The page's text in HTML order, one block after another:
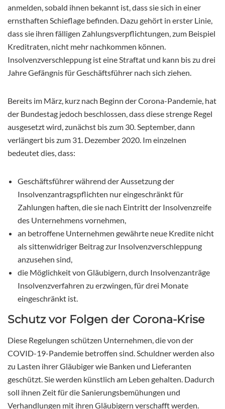
anmelden, sobald ihnen bekannt ist, dass sie sich in einer
ernsthaften Schieflage befinden. Dazu gehört in erster Linie,
dass sie ihren fälligen Zahlungsverpflichtungen, zum Beispiel
Kreditraten, nicht mehr nachkommen können.
Insolvenzverschleppung ist eine Straftat und kann bis zu drei
Jahre Gefängnis für Geschäftsführer nach sich ziehen.
Bereits im März, kurz nach Beginn der Corona-Pandemie, hat
der Bundestag jedoch beschlossen, dass diese strenge Regel
ausgesetzt wird, zunächst bis zum 30. September, dann
verlängert bis zum 31. Dezember 2020. Im einzelnen
bedeutet dies, dass:
Geschäftsführer während der Aussetzung der
Insolvenzantragspflichten nur eingeschränkt für
Zahlungen haften, die sie nach Eintritt der Insolvenzreife
des Unternehmens vornehmen,
an betroffene Unternehmen gewährte neue Kredite nicht
als sittenwidriger Beitrag zur Insolvenzverschleppung
anzusehen sind,
die Möglichkeit von Gläubigern, durch Insolvenzanträge
Insolvenzverfahren zu erzwingen, für drei Monate
eingeschränkt ist.
Schutz vor Folgen der Corona-Krise
Diese Regelungen schützen Unternehmen, die von der
COVID-19-Pandemie betroffen sind. Schuldner werden also
zu Lasten ihrer Gläubiger wie Banken und Lieferanten
geschützt. Sie werden künstlich am Leben gehalten. Dadurch
soll ihnen Zeit für die Sanierungsbemühungen und
Verhandlungen mit ihren Gläubigern verschafft werden.